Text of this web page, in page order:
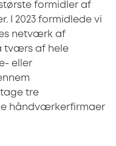
formidler af
I 2023 formidlede vi
netværk af
tværs af hele
eller
tre
håndværkerfirmaer